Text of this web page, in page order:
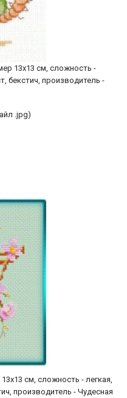
13х13 см, сложность -
бекстич, производитель -
.jpg)
см, сложность - легкая,
производитель - Чудесная